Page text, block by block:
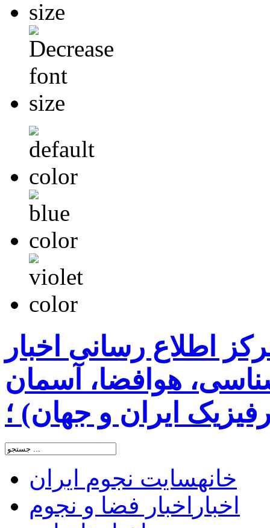
اطلاع رسانی اخبار
هوافضا، آسمان
ایران و جهان) ؛
خانهسایت نجوم ایران
اخبار اخبار فضا و نجوم